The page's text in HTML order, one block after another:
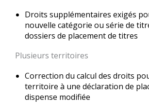
Droits supplémentaires exigés
nouvelle catégorie ou série de
dossiers de placement de titres
Plusieurs territoires
Correction du calcul des droits
territoire à une déclaration de
dispense modifiée